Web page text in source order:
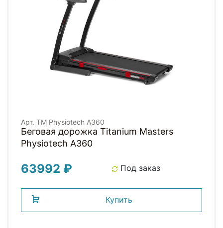
Арт. TM Physiotech A360
Беговая дорожка Titanium Masters
Physiotech A360
63992 ₽ Под заказ
Купить